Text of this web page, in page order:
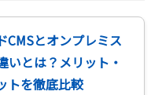
CMSとオンプレミス
いとは？メリット・
トを徹底比較